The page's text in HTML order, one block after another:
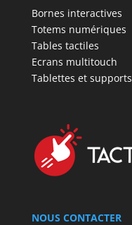
Bornes interactives
Totems numériques
Tables tactiles
Ecrans multitouch
Tablettes et supports
NOUS CONTACTER